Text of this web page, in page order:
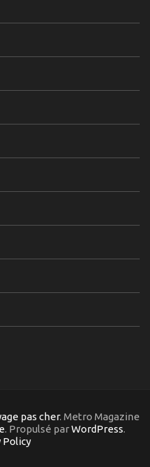
pas cher. Metro Magazine
. Propulsé parWordPress.
Policy